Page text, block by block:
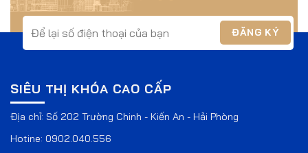
SIÊU THỊ KHÓA CAO CẤP
Địa chỉ: Số 202 Trường Chinh - Kiến An - Hải Phòng
Hotine: 0902.040.556